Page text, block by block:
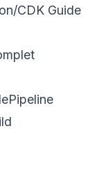
CDK Guide